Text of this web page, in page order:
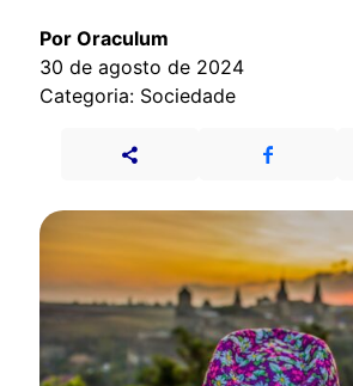
Por Oraculum
30 de agosto de 2024
Categoria: Sociedade